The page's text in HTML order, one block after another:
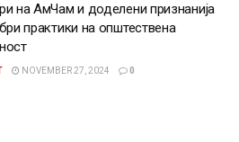
на АмЧам и доделени признанија
практики на општествена
NOVEMBER 27, 2024 0